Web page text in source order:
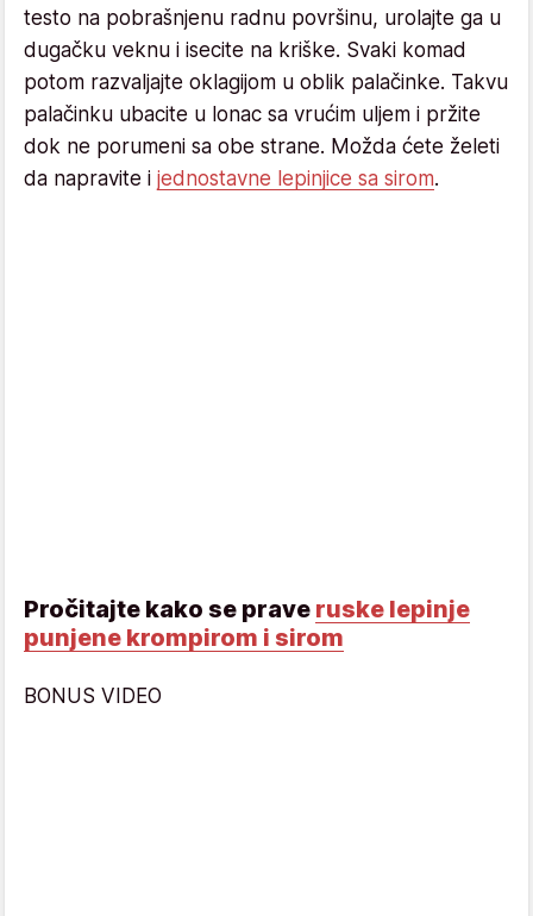
testo na pobrašnjenu radnu površinu, urolajte ga u
dugačku veknu i isecite na kriške. Svaki komad
potom razvaljajte oklagijom u oblik palačinke. Takvu
palačinku ubacite u lonac sa vrućim uljem i pržite
dok ne porumeni sa obe strane. Možda ćete želeti
da napravite i jednostavne lepinjice sa sirom.
Pročitajte kako se prave ruske lepinje
punjene krompirom i sirom
BONUS VIDEO